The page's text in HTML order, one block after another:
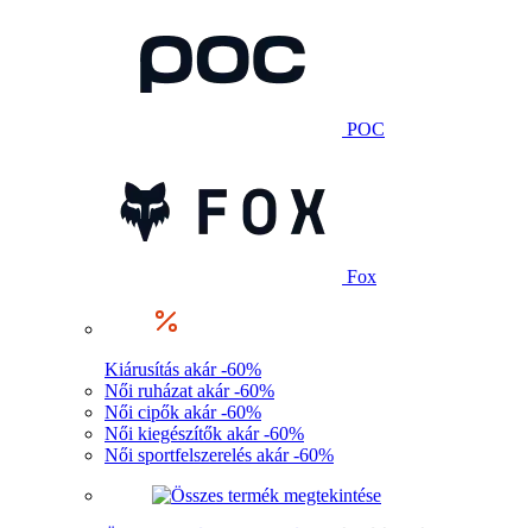
POC
Fox
Kiárusítás akár -60%
Női ruházat akár -60%
Női cipők akár -60%
Női kiegészítők akár -60%
Női sportfelszerelés akár -60%